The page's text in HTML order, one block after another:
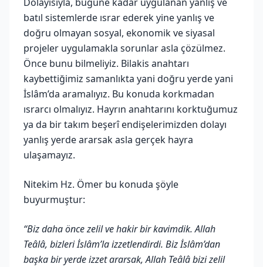
batıl sistemlerde ısrar ederek yine yanlış ve
doğru olmayan sosyal, ekonomik ve siyasal
projeler uygulamakla sorunlar asla çözülmez.
Önce bunu bilmeliyiz. Bilakis anahtarı
kaybettiğimiz samanlıkta yani doğru yerde yani
İslâm’da aramalıyız. Bu konuda korkmadan
ısrarcı olmalıyız. Hayrın anahtarını korktuğumuz
ya da bir takım beşerî endişelerimizden dolayı
yanlış yerde ararsak asla gerçek hayra
ulaşamayız.
Nitekim Hz. Ömer bu konuda şöyle
buyurmuştur:
“Biz daha önce zelil ve hakir bir kavimdik. Allah
Teâlâ, bizleri İslâm’la izzetlendirdi. Biz İslâm’dan
başka bir yerde izzet ararsak, Allah Teâlâ bizi zelil